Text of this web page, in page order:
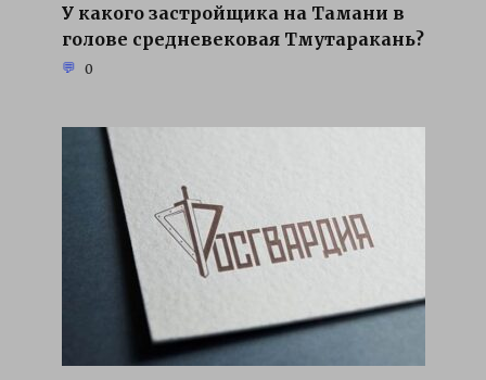
У какого застройщика на Тамани в
голове средневековая Тмутаракань?
0